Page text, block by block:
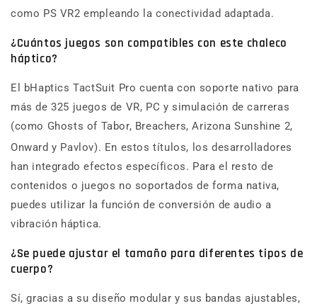
como PS VR2 empleando la conectividad adaptada.
¿Cuántos juegos son compatibles con este chaleco
háptico?
El bHaptics TactSuit Pro cuenta con soporte nativo para
más de 325 juegos de VR, PC y simulación de carreras
(como Ghosts of Tabor, Breachers, Arizona Sunshine 2,
Onward y Pavlov). En estos títulos, los desarrolladores
han integrado efectos específicos. Para el resto de
contenidos o juegos no soportados de forma nativa,
puedes utilizar la función de conversión de audio a
vibración háptica.
¿Se puede ajustar el tamaño para diferentes tipos de
cuerpo?
Sí, gracias a su diseño modular y sus bandas ajustables,